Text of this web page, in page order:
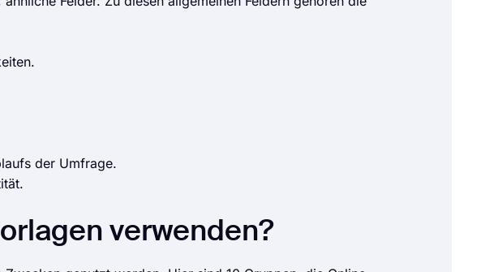
der Umfrage.
verwenden?